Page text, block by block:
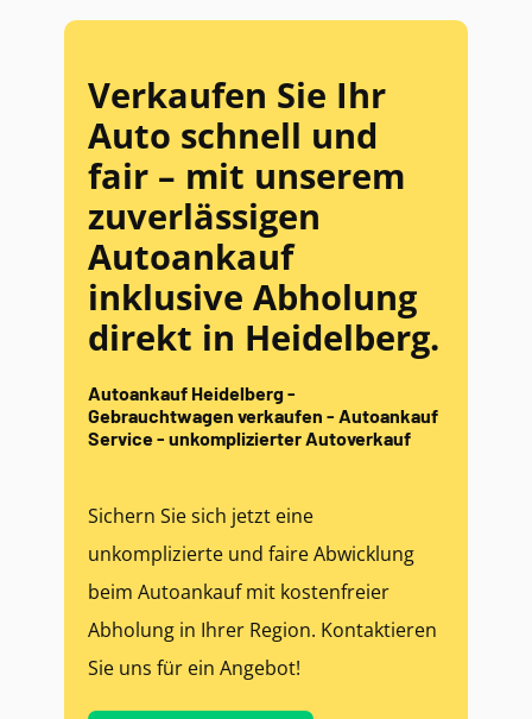
Verkaufen Sie Ihr
Auto schnell und
fair – mit unserem
zuverlässigen
Autoankauf
inklusive Abholung
direkt in Heidelberg.
Autoankauf Heidelberg -
Gebrauchtwagen verkaufen - Autoankauf
Service - unkomplizierter Autoverkauf
Sichern Sie sich jetzt eine
unkomplizierte und faire Abwicklung
beim Autoankauf mit kostenfreier
Abholung in Ihrer Region. Kontaktieren
Sie uns für ein Angebot!